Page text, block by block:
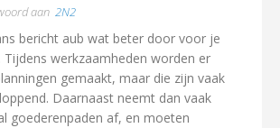
aan 2N2
bericht aub wat beter door voor je
Tijdens werkzaamheden worden er
gemaakt, maar die zijn vaak
Daarnaast neemt dan vaak
goederenpaden af, en moeten